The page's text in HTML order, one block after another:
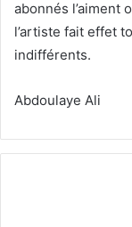
abonnés l’aiment
l’artiste fait effet
indifférents.
Abdoulaye Ali